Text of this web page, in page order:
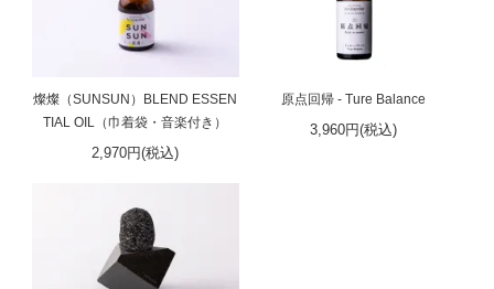
燦燦（SUNSUN）BLEND ESSEN
TIAL OIL（巾着袋・音楽付き）
2,970円(税込)
原点回帰 - Ture Balance
3,960円(税込)